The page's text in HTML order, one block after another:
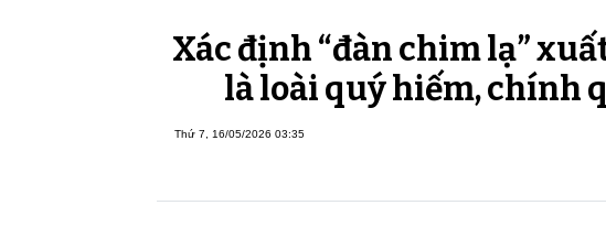
Xác định “đàn chim lạ”
là loài quý hiếm, chính
Thứ 7, 16/05/2026 03:35